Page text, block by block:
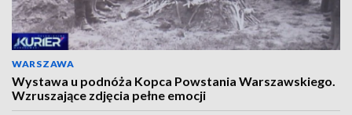
WARSZAWA
Wystawa u podnóża Kopca Powstania Warszawskiego.
Wzruszające zdjęcia pełne emocji